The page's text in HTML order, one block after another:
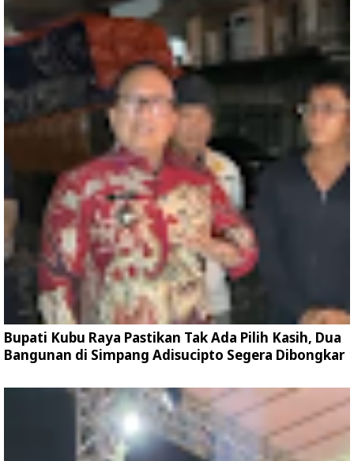
Bupati Kubu Raya Pastikan Tak Ada Pilih Kasih, Dua
Bangunan di Simpang Adisucipto Segera Dibongkar